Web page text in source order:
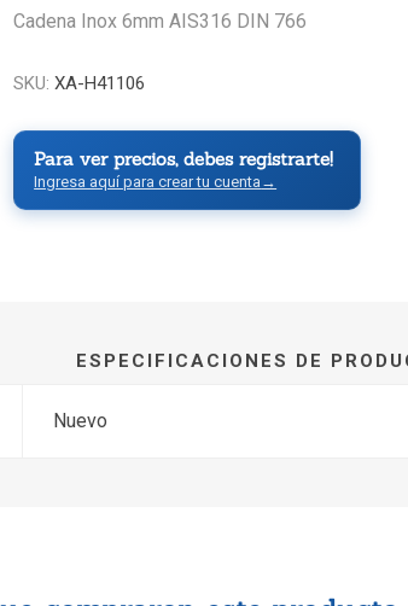
Cadena Inox 6mm AIS316 DIN 766
SKU: XA-H41106
Para ver precios, debes registrarte!
Ingresa aquí para crear tu cuenta →
ESPECIFICACIONES DE
Nuevo